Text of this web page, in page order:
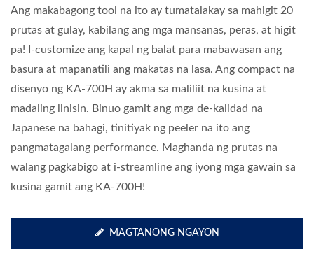
Ang makabagong tool na ito ay tumatalakay sa mahigit 20
prutas at gulay, kabilang ang mga mansanas, peras, at higit
pa! I-customize ang kapal ng balat para mabawasan ang
basura at mapanatili ang makatas na lasa. Ang compact na
disenyo ng KA-700H ay akma sa maliliit na kusina at
madaling linisin. Binuo gamit ang mga de-kalidad na
Japanese na bahagi, tinitiyak ng peeler na ito ang
pangmatagalang performance. Maghanda ng prutas na
walang pagkabigo at i-streamline ang iyong mga gawain sa
kusina gamit ang KA-700H!
MAGTANONG NGAYON